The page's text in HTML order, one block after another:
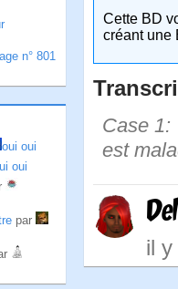
n° 801
oui oui
oui
par
Cette BD
créant une
Case 1:
est
il